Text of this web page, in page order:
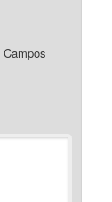
Campos